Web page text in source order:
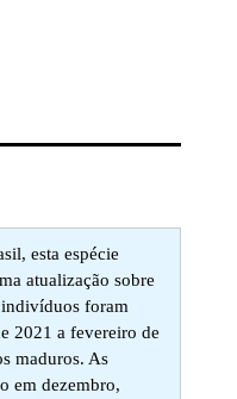
esta espécie
atualização sobre
indivíduos foram
2021 a fevereiro de
maduros. As
em dezembro,